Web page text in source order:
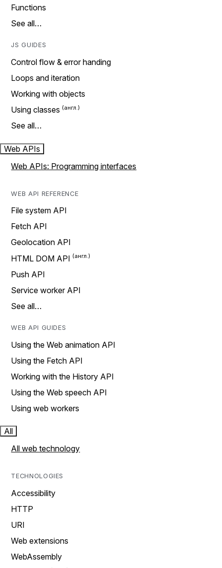
Functions
See all…
JS GUIDES
Control flow & error handing
Loops and iteration
Working with objects
Using classes
See all…
Web APIs
Web APIs: Programming interfaces
WEB API REFERENCE
File system API
Fetch API
Geolocation API
HTML DOM API
Push API
Service worker API
See all…
WEB API GUIDES
Using the Web animation API
Using the Fetch API
Working with the History API
Using the Web speech API
Using web workers
All
All web technology
TECHNOLOGIES
Accessibility
HTTP
URI
Web extensions
WebAssembly